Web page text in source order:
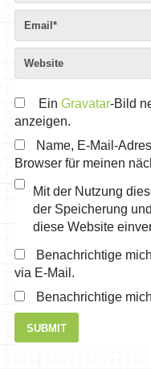
Ein Gravatar-Bild
anzeigen.
Name, E-Mail-
Browser für meinen
Mit der Nutzung
der Speicherung
diese Website
Benachrichtige
via E-Mail.
Benachrichtige